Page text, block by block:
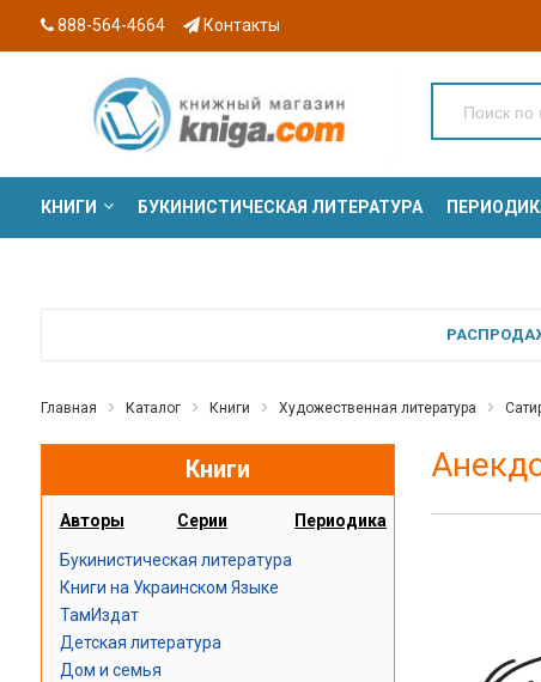
888-564-4664 Контакты
КНИГИ БУКИНИСТИЧЕСКАЯ ЛИТЕРАТУРА
Главная Каталог Книги Художественная литература
Книги
Авторы Серии Периодика
Букинистическая литература
Книги на Украинском Языке
ТамИздат
Детская литература
Дом и семья